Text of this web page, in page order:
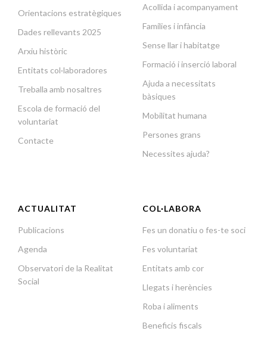
Orientacions estratègiques
Dades rellevants 2025
Arxiu històric
Entitats col·laboradores
Treballa amb nosaltres
Escola de formació del
voluntariat
Contacte
Acollida i acompanyament
Famílies i infància
Sense llar i habitatge
Formació i inserció laboral
Ajuda a necessitats
bàsiques
Mobilitat humana
Persones grans
Necessites ajuda?
ACTUALITAT
Publicacions
Agenda
Observatori de la Realitat
Social
COL·LABORA
Fes un donatiu o fes-te soci
Fes voluntariat
Entitats amb cor
Llegats i herències
Roba i aliments
Beneficis fiscals